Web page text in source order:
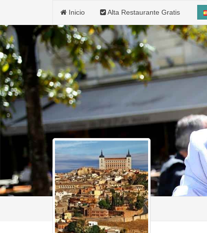
Inicio Alta Restaurante Gratis